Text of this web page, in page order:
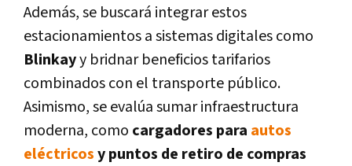
Además, se buscará integrar estos
estacionamientos a sistemas digitales como
Blinkayy bridnar beneficios tarifarios
combinados con el transporte público.
Asimismo, se evalúa sumar infraestructura
moderna, como cargadores para autos
eléctricosy puntos de retiro de compras